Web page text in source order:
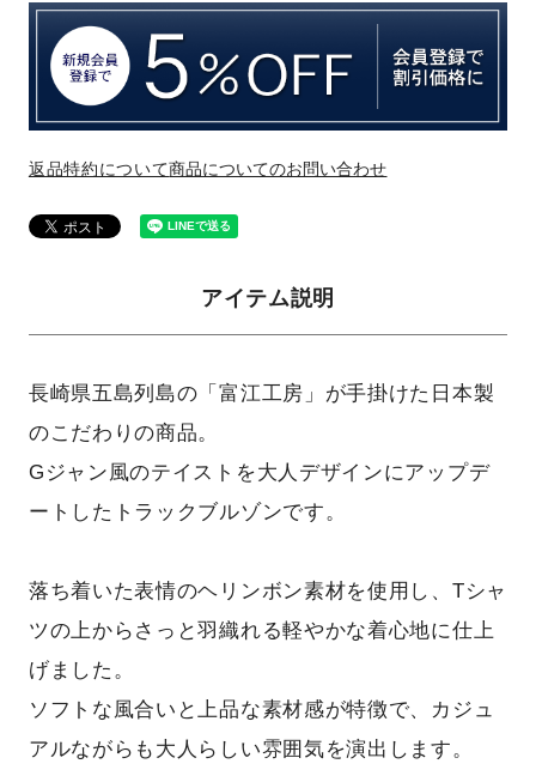
返品特約について商品についてのお問い合わせ
アイテム説明
長崎県五島列島の「富江工房」が手掛けた日本製
のこだわりの商品。
Gジャン風のテイストを大人デザインにアップデ
ートしたトラックブルゾンです。
落ち着いた表情のヘリンボン素材を使用し、Tシャ
ツの上からさっと羽織れる軽やかな着心地に仕上
げました。
ソフトな風合いと上品な素材感が特徴で、カジュ
アルながらも大人らしい雰囲気を演出します。